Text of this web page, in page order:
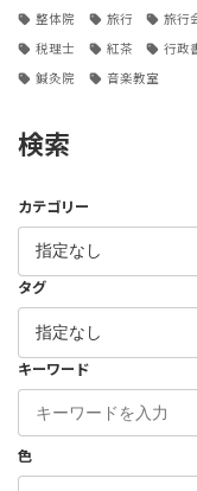
整体院 旅行 旅行
税理士 紅茶 行政
鍼灸院 音楽教室
検索
カテゴリー
タグ
キーワード
色